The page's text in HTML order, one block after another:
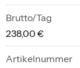
Brutto/Tag
238,00 €
Artikelnummer